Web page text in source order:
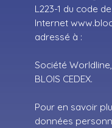
L223-1 du code
Internet
adressé à :
Société Worldline,
BLOIS CEDEX.
Pour en savoir
données